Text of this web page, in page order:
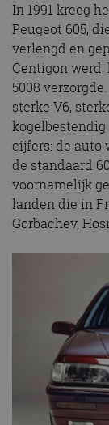
In 1991 kreeg
Peugeot 605,
verlengd en
Centigon
5008
sterke V6,
cijfers: de auto
de standaard
voornamelijk
landen die in
Gorbachev,